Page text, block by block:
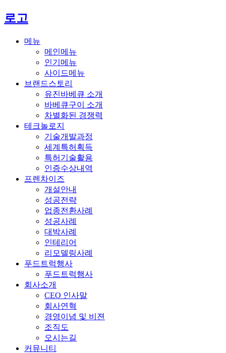
로고
메뉴
메인메뉴
인기메뉴
사이드메뉴
브랜드스토리
유진바베큐 소개
바베큐구이 소개
차별화된 경쟁력
테크놀로지
기술개발과정
세계특허획득
특허기술활용
인증수상내역
프렌차이즈
개설안내
성공전략
업종전환사례
성공사례
대박사례
인테리어
리모델링사례
푸드트럭행사
푸드트럭행사
회사소개
CEO 인사말
회사연혁
경영이념 및 비젼
조직도
오시는길
커뮤니티